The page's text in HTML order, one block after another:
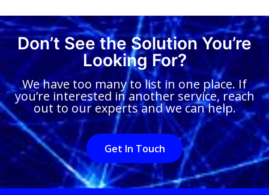
Don’t See the Solution You’re
Looking For?
We have too many to list in one place. If
you’re interested in another service, reach
out to our experts and we can help.
Get In Touch